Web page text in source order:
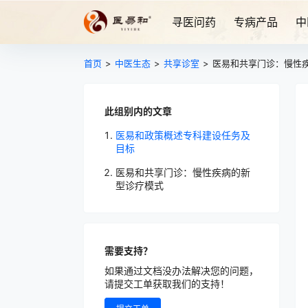
寻医问药 专病产品
首页 > 中医生态 > 共享诊室 > 医易和共享门诊：慢性
此组别内的文章
医易和政策概述专科建设任务及
目标
医易和共享门诊：慢性疾病的新
型诊疗模式
需要支持？
如果通过文档没办法解决您的问题，
请提交工单获取我们的支持！